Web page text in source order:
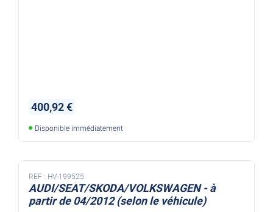
400,92 €
Disponible immédiatement
REF : HV-199525
AUDI/SEAT/SKODA/VOLKSWAGEN - à
partir de 04/2012 (selon le véhicule)